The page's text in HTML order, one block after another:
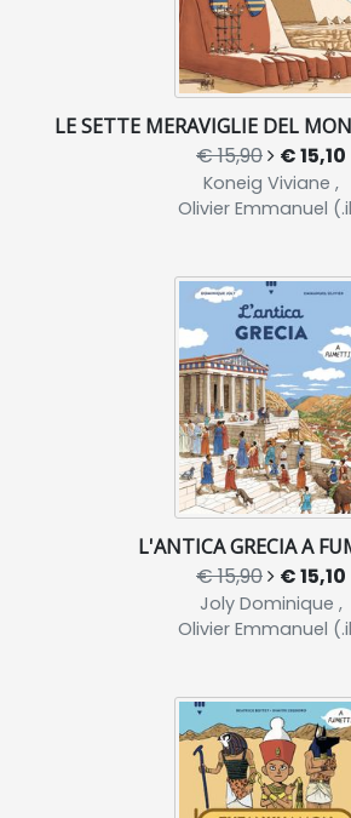
LE SETTE MERAVIGLIE DEL
€ 15,90 € 15,10
Koneig Viviane ,
Olivier Emmanuel
L'ANTICA GRECIA A
€ 15,90 € 15,10
Joly Dominique ,
Olivier Emmanuel